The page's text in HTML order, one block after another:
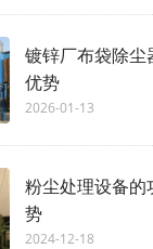
镀锌厂布袋除尘
优势
2026-01-13
粉尘处理设备的
势
2024-12-18